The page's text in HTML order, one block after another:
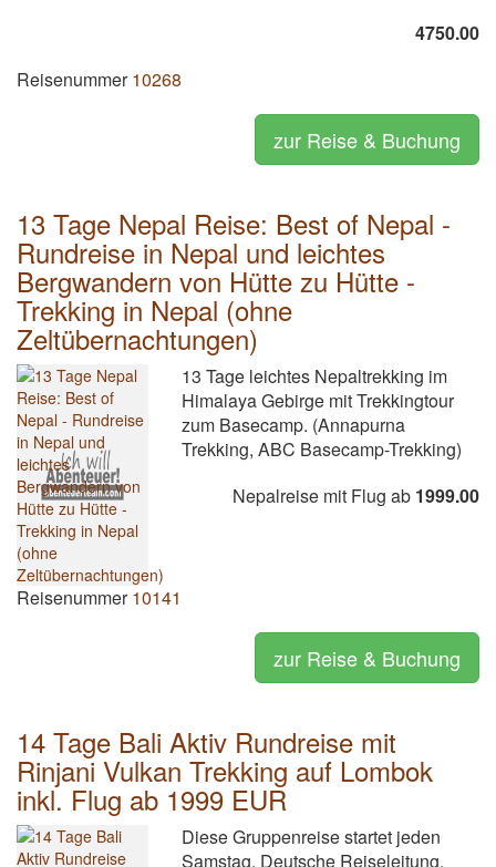
4750.00
Reisenummer10268
zur Reise & Buchung
13 Tage Nepal Reise: Best of Nepal -
Rundreise in Nepal und leichtes
Bergwandern von Hütte zu Hütte -
Trekking in Nepal (ohne
Zeltübernachtungen)
13 Tage leichtes Nepaltrekking im
Himalaya Gebirge mit Trekkingtour
zum Basecamp. (Annapurna
Trekking, ABC Basecamp-Trekking)
Nepalreise mit Flug ab 1999.00
Reisenummer10141
zur Reise & Buchung
14 Tage Bali Aktiv Rundreise mit
Rinjani Vulkan Trekking auf Lombok
inkl. Flug ab 1999 EUR
Diese Gruppenreise startet jeden
Samstag. Deutsche Reiseleitung.